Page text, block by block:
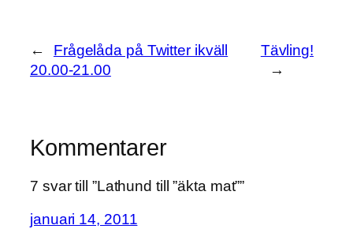
←
Frågelåda på Twitter ikväll
20.00-21.00
Tävling!
→
Kommentarer
7 svar till ”Lathund till ”äkta mat””
januari 14, 2011